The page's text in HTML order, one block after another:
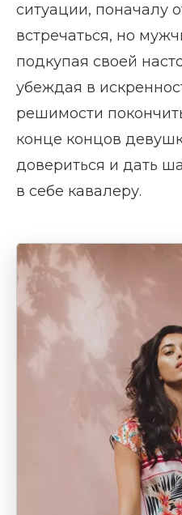
ситуации, поначалу
встречаться, но
подкупая своей
убеждая в
решимости
конце концов
довериться и дать
в себе кавалеру.